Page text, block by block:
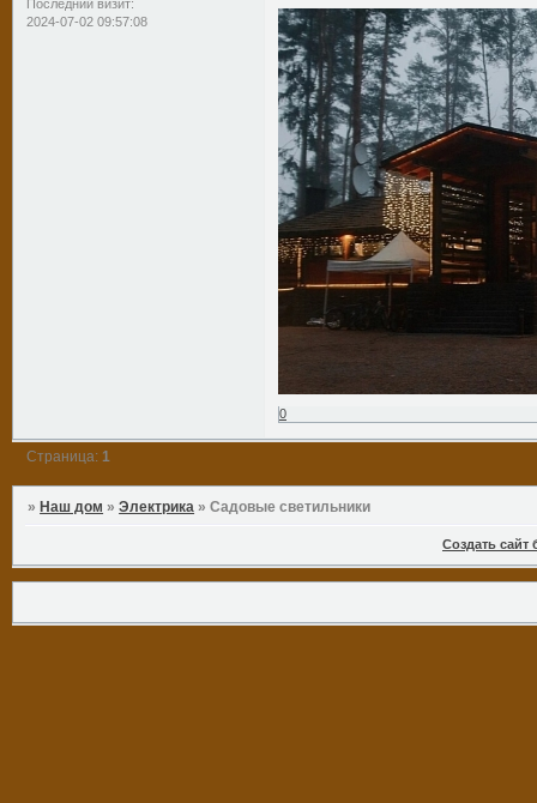
Последний визит:
2024-07-02 09:57:08
0
Страница:1
»Наш дом »Электрика »Садовые светильники
Создать сайт